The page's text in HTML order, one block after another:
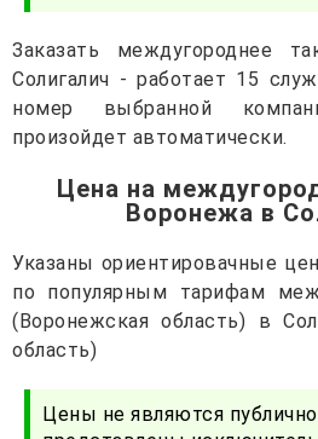
Заказать междугороднее
Солигалич - работает 15
номер выбранной
произойдет автоматически.
Цена на
Воронежа в
Указаны ориентировачные
по популярным тарифам
(Воронежская область) в
область)
Цены не являются